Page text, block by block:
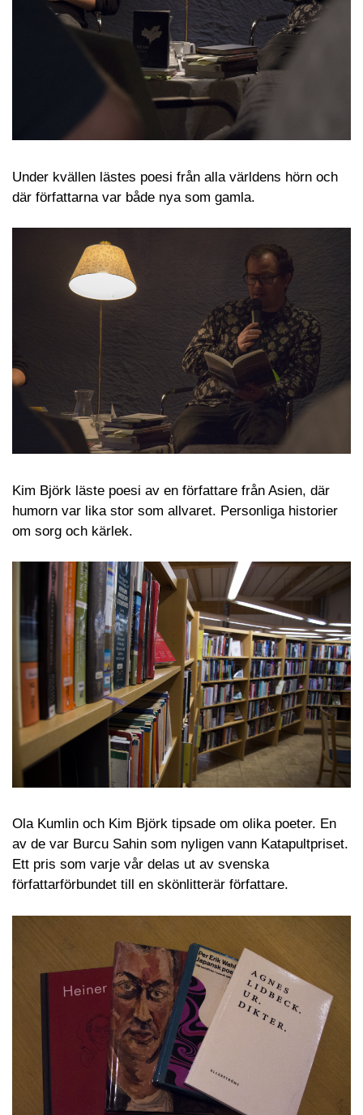
Under kvällen lästes poesi från alla världens hörn och
där författarna var både nya som gamla.
Kim Björk läste poesi av en författare från Asien, där
humorn var lika stor som allvaret. Personliga historier
om sorg och kärlek.
Ola Kumlin och Kim Björk tipsade om olika poeter. En
av de var Burcu Sahin som nyligen vann Katapultpriset.
Ett pris som varje vår delas ut av svenska
författarförbundet till en skönlitterär författare.